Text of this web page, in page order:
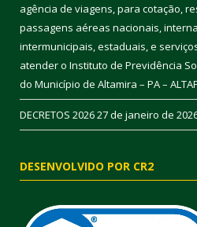
agência de viagens, para cotação,
passagens aéreas nacionais,
intermunicipais, estaduais, e
atender o Instituto de Previdência
do Município de Altamira – PA –
DECRETOS 202627 de janeiro de
DESENVOLVIDO POR CR2